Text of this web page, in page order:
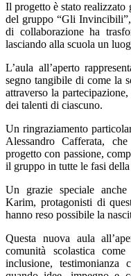
Il progetto è stato realizzato
del gruppo “Gli Invincibili”
di collaborazione ha
lasciando alla scuola un
L’aula all’aperto
segno tangibile di come la
attraverso la
dei talenti di ciascuno.
Un ringraziamento
Alessandro Cafferata, che
progetto con passione,
il gruppo in tutte le fasi della
Un grazie speciale
Karim, protagonisti di
hanno reso possibile la
Questa nuova aula
comunità scolastica
inclusione,